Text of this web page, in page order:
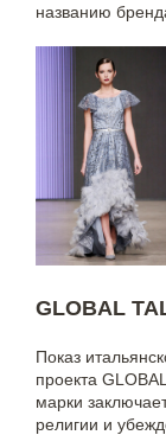
названию
GLOBAL
Показ
проекта
марки
религии и